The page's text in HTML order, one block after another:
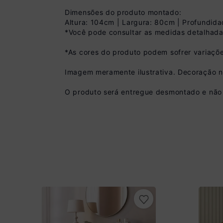
Pix
R$ 719,99 à vista
(10% de desconto)
Dimensões do produto montado:
Altura: 104cm | Largura: 80cm |
*Você pode consultar as medidas
*As cores do produto podem sofrer
Imagem meramente ilustrativa. Decoração
O produto será entregue desmontado e